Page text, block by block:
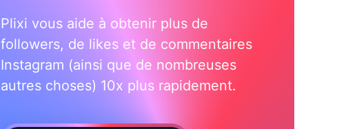
Plixi vous aide à obtenir plus de
followers, de likes et de commentaires
Instagram (ainsi que de nombreuses
autres choses) 10x plus rapidement.